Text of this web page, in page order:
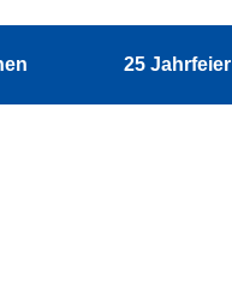
25 Jahrfeier